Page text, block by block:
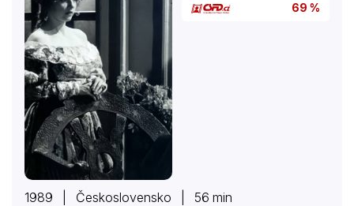
69 %
1989 | Československo | 56 min